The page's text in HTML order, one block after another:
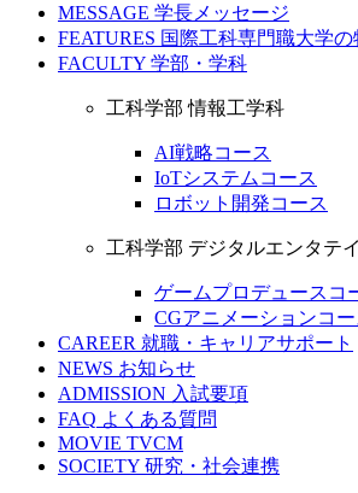
MESSAGE 学長メッセージ
FEATURES 国際工科専門職大学の
FACULTY 学部・学科
工科学部 情報工学科
AI戦略コース
IoTシステムコース
ロボット開発コース
工科学部 デジタルエンタテ
ゲームプロデュースコ
CGアニメーションコー
CAREER 就職・キャリアサポート
NEWS お知らせ
ADMISSION 入試要項
FAQ よくある質問
MOVIE TVCM
SOCIETY 研究・社会連携